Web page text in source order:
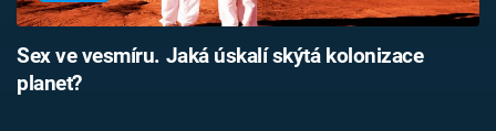
Sex ve vesmíru. Jaká úskalí skýtá kolonizace
planet?